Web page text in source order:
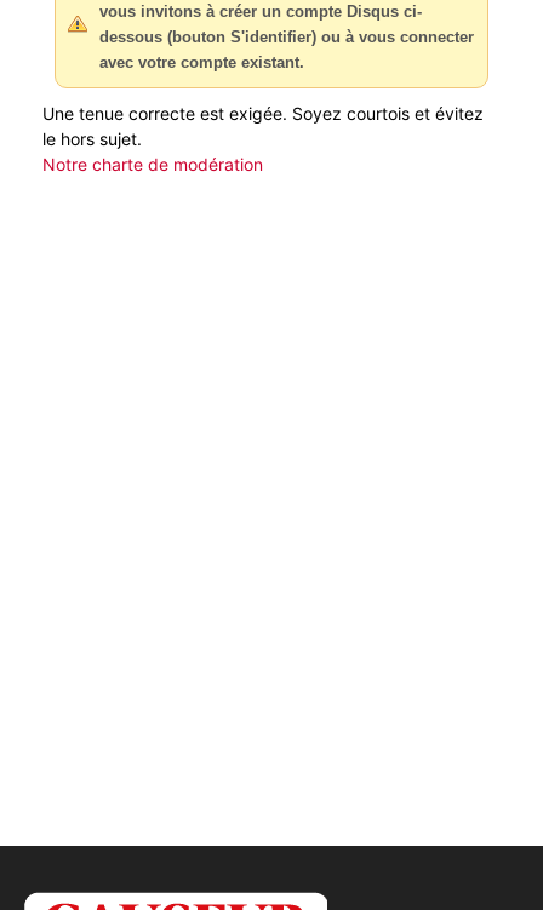
vous invitons à créer un compte Disqus ci-
dessous (bouton S'identifier) ou à vous connecter
avec votre compte existant.
Une tenue correcte est exigée. Soyez courtois et évitez
le hors sujet.
Notre charte de modération